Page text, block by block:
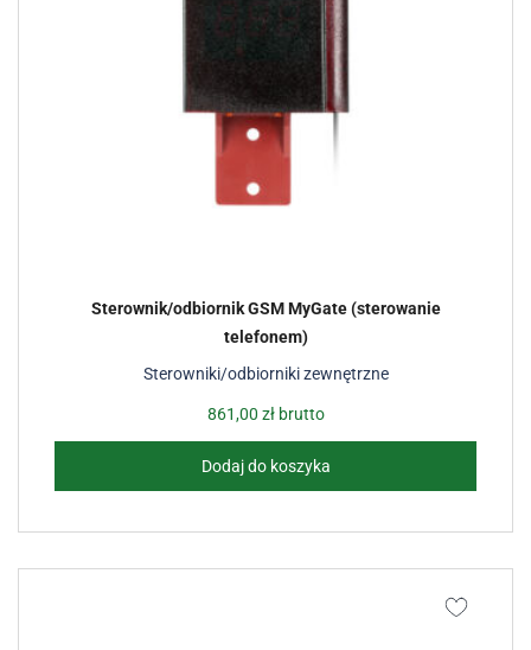
Sterowniki/odbiorniki zewnętrzne
Sterownik/odbiornik GSM MyGate (sterowanie
telefonem)
861,00 złbrutto
Dodaj do koszyka